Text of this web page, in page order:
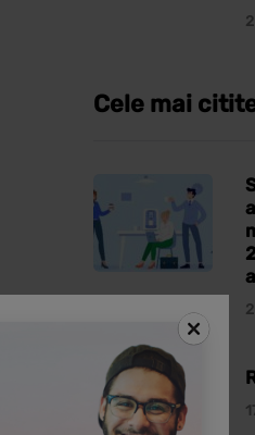
Cele mai